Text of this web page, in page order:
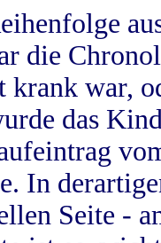
die
krank war,
das
In
Seite -